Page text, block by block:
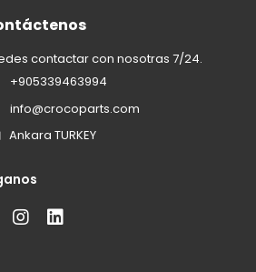
contactar con nosotras 7/24.
+905339463994
info@crocoparts.com
Ankara TURKEY